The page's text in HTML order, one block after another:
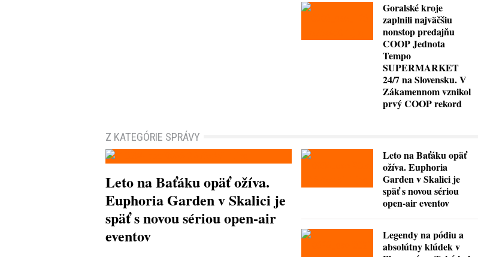
Goralské kroje
zaplnili najväčšiu
nonstop predajňu
COOP Jednota
Tempo
SUPERMARKET
24/7 na Slovensku. V
Zákamennom vznikol
prvý COOP rekord
Z KATEGÓRIE SPRÁVY
Leto na Baťáku opäť ožíva.
Euphoria Garden v Skalici je
späť s novou sériou open-air
eventov
Leto na Baťáku opäť
ožíva. Euphoria
Garden v Skalici je
späť s novou sériou
open-air eventov
Legendy na pódiu a
absolútny klúdek v